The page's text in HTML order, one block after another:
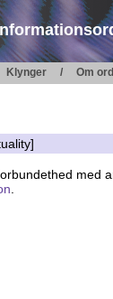
Klynger Om
med